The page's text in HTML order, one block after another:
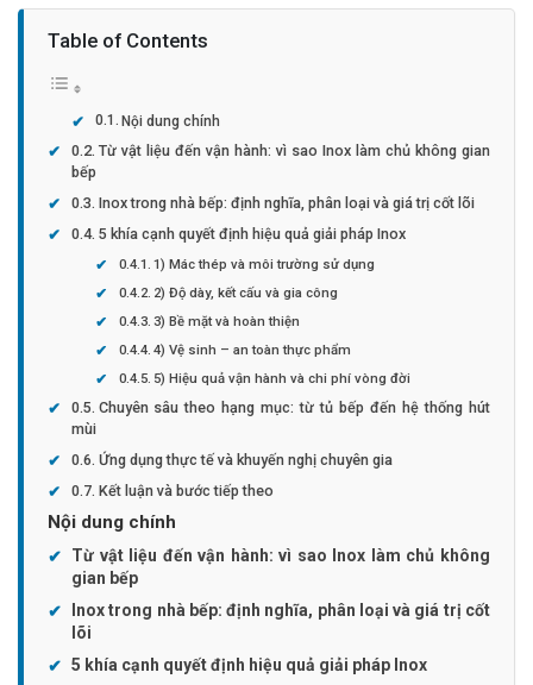
Table of Contents
Nội dung chính
Từ vật liệu đến vận hành: vì sao Inox làm chủ không gian
bếp
Inox trong nhà bếp: định nghĩa, phân loại và giá trị cốt lõi
5 khía cạnh quyết định hiệu quả giải pháp Inox
1) Mác thép và môi trường sử dụng
2) Độ dày, kết cấu và gia công
3) Bề mặt và hoàn thiện
4) Vệ sinh – an toàn thực phẩm
5) Hiệu quả vận hành và chi phí vòng đời
Chuyên sâu theo hạng mục: từ tủ bếp đến hệ thống hút
mùi
Ứng dụng thực tế và khuyến nghị chuyên gia
Kết luận và bước tiếp theo
Nội dung chính
Từ vật liệu đến vận hành: vì sao Inox làm chủ không
gian bếp
Inox trong nhà bếp: định nghĩa, phân loại và giá trị cốt
lõi
5 khía cạnh quyết định hiệu quả giải pháp Inox